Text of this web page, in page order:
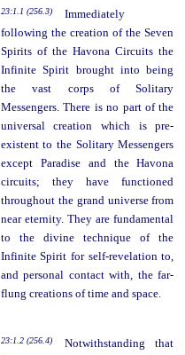
23:1.1 (256.3)
Immediately
following the creation of the Seven
Spirits of the Havona Circuits the
Infinite Spirit brought into being
the vast corps of Solitary
Messengers. There is no part of the
universal creation which is pre-
existent to the Solitary Messengers
except Paradise and the Havona
circuits; they have functioned
throughout the grand universe from
near eternity. They are fundamental
to the divine technique of the
Infinite Spirit for self-revelation to,
and personal contact with, the far-
flung creations of time and space.
23:1.2 (256.4)
Notwithstanding that